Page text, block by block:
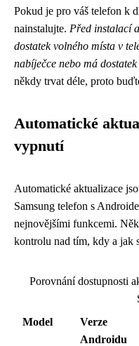
Pokud je pro váš telefon k
nainstalujte. Před instalací
dostatek volného místa v
nabíječce nebo má
někdy trvat déle, proto
Automatické
vypnutí
Automatické aktualizace
Samsung telefon s
nejnovějšími funkcemi.
kontrolu nad tím, kdy a jak
Porovnání dostupnosti
Model
Verze
Androidu